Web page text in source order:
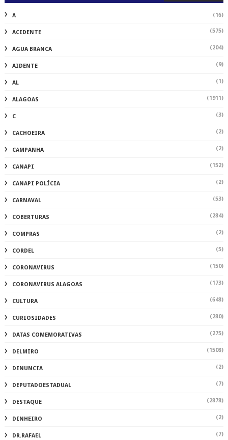
A (16)
ACIDENTE (575)
ÁGUA BRANCA (204)
AIDENTE (9)
AL (1)
ALAGOAS (1911)
C (3)
CACHOEIRA (2)
CAMPANHA (2)
CANAPI (152)
CANAPI POLÍCIA (2)
CARNAVAL (53)
COBERTURAS (284)
COMPRAS (2)
CORDEL (5)
CORONAVIRUS (150)
CORONAVIRUS ALAGOAS (173)
CULTURA (648)
CURIOSIDADES (280)
DATAS COMEMORATIVAS (275)
DELMIRO (1508)
DENUNCIA (2)
DEPUTADOESTADUAL (7)
DESTAQUE (2878)
DINHEIRO (2)
DR.RAFAEL (7)